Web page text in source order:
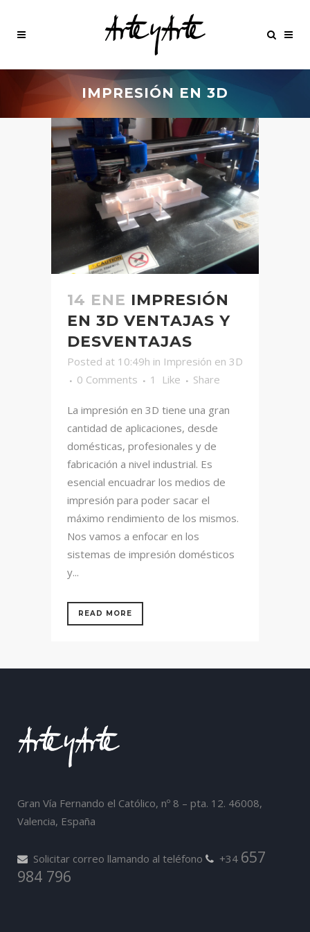
IMPRESIÓN EN 3D
14 ENE IMPRESIÓN
EN 3D VENTAJAS Y
DESVENTAJAS
Posted at 10:49h in Impresión en 3D
0 Comments
1 Like Share
La impresión en 3D tiene una gran
cantidad de aplicaciones, desde
domésticas, profesionales y de
fabricación a nivel industrial. Es
esencial encuadrar los medios de
impresión para poder sacar el
máximo rendimiento de los mismos.
Nos vamos a enfocar en los
sistemas de impresión domésticos
y...
READ MORE
Gran Vía Fernando el Católico, nº 8 – pta. 12. 46008,
Valencia, España
Solicitar correo llamando al teléfono +34 657
984 796